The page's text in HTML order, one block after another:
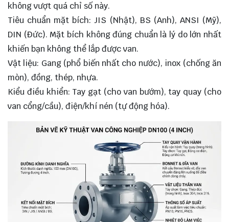
không vượt quá chỉ số này.
Tiêu chuẩn mặt bích: JIS (Nhật), BS (Anh), ANSI (Mỹ),
DIN (Đức). Mặt bích không đúng chuẩn là lý do lớn nhất
khiến bạn không thể lắp được van.
Vật liệu: Gang (phổ biến nhất cho nước), inox (chống ăn
mòn), đồng, thép, nhựa.
Kiểu điều khiển: Tay gạt (cho van bướm), tay quay (cho
van cổng/cầu), điện/khí nén (tự động hóa).